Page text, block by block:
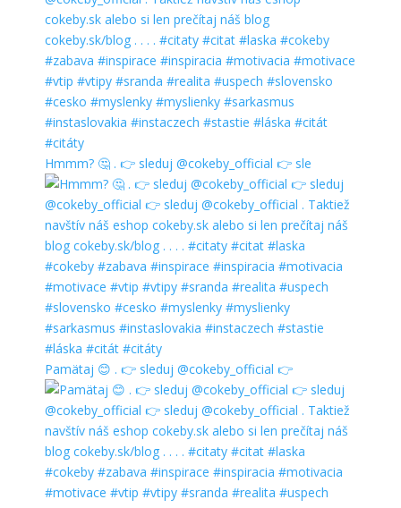
Hmmm? 🤔 . 👉 sleduj @cokeby_official 👉 sle
Pamätaj 😊 . 👉 sleduj @cokeby_official 👉